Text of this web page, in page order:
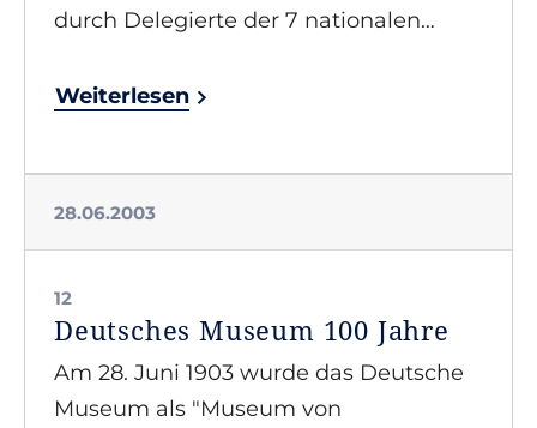
durch Delegierte der 7 nationalen…
Weiterlesen
28.06.2003
12
Deutsches Museum 100 Jahre
Am 28. Juni 1903 wurde das Deutsche
Museum als "Museum von